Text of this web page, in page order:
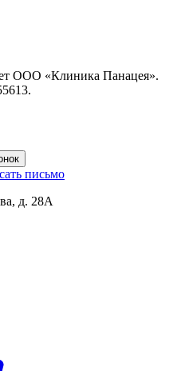
ООО «Клиника Панацея».
письмо
д. 28А